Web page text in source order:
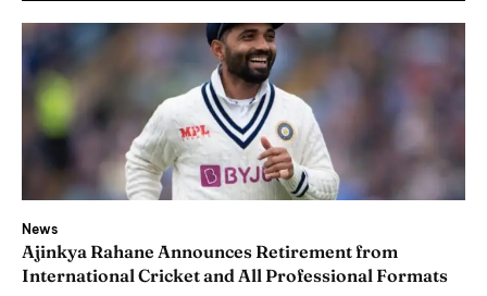
News
Ajinkya Rahane Announces Retirement from
International Cricket and All Professional Formats